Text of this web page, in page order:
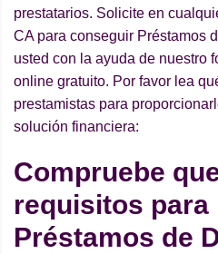
prestatarios. Solicite en
CA para conseguir Préstamos
usted con la ayuda de nuestro
online gratuito. Por favor lea
prestamistas para
solución financiera:
Compruebe
requisitos para
Préstamos de